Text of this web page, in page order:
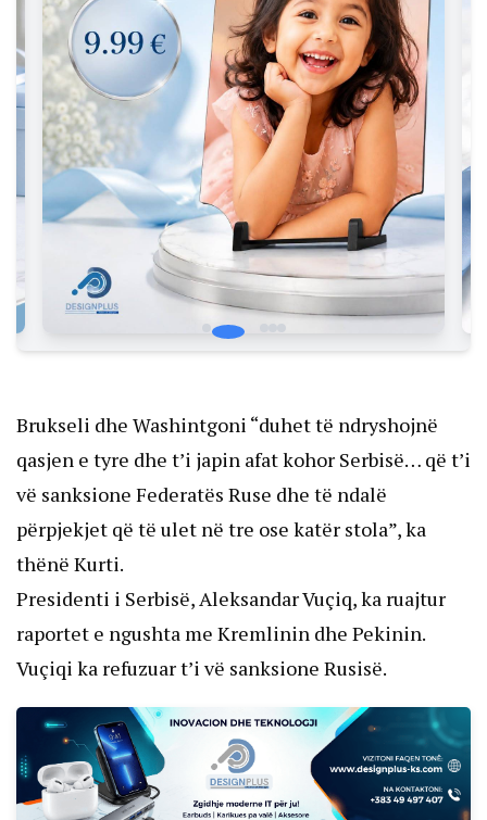
Brukseli dhe Washintgoni “duhet të ndryshojnë
qasjen e tyre dhe t’i japin afat kohor Serbisë… që t’i
vë sanksione Federatës Ruse dhe të ndalë
përpjekjet që të ulet në tre ose katër stola”, ka
thënë Kurti.
Presidenti i Serbisë, Aleksandar Vuçiq, ka ruajtur
raportet e ngushta me Kremlinin dhe Pekinin.
Vuçiqi ka refuzuar t’i vë sanksione Rusisë.